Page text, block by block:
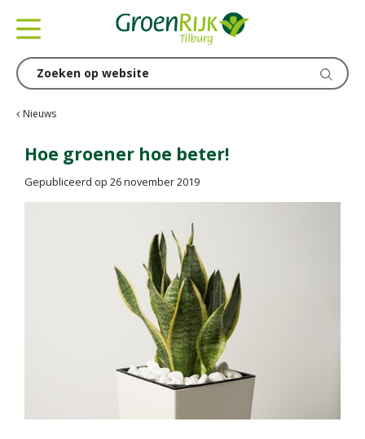
Nieuws
Hoe groener hoe beter!
Gepubliceerd op 26 november 2019